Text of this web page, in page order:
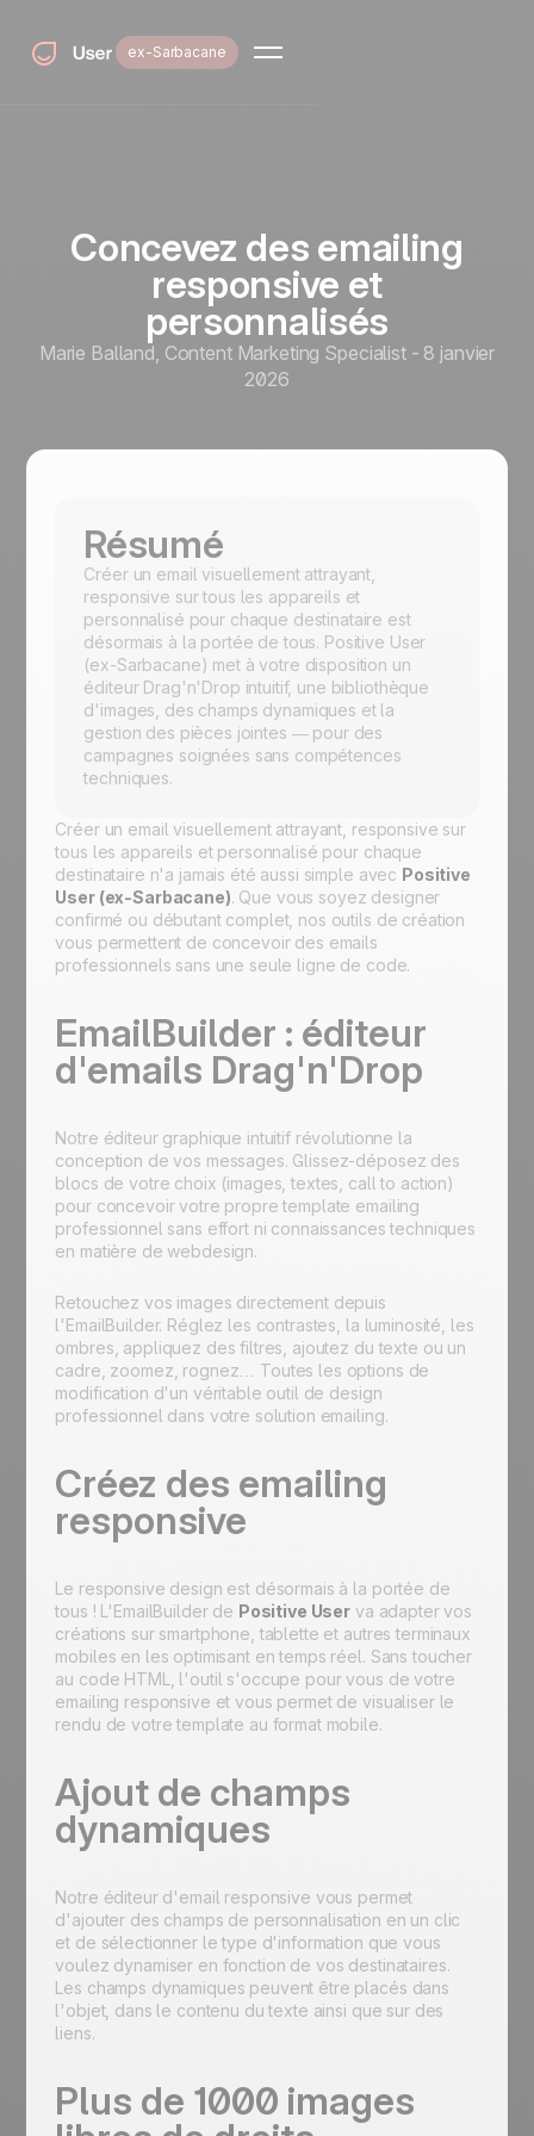
ex-Sarbacane
Concevez des emailing
responsive et
personnalisés
Marie Balland, Content Marketing Specialist- 8 janvier
2026
Résumé
Créer un email visuellement attrayant,
responsive sur tous les appareils et
personnalisé pour chaque destinataire est
désormais à la portée de tous. Positive User
(ex-Sarbacane) met à votre disposition un
éditeur Drag'n'Drop intuitif, une bibliothèque
d'images, des champs dynamiques et la
gestion des pièces jointes — pour des
campagnes soignées sans compétences
techniques.
Créer un email visuellement attrayant, responsive sur
tous les appareils et personnalisé pour chaque
destinataire n'a jamais été aussi simple avec Positive
User (ex-Sarbacane). Que vous soyez designer
confirmé ou débutant complet, nos outils de création
vous permettent de concevoir des emails
professionnels sans une seule ligne de code.
EmailBuilder : éditeur
d'emails Drag'n'Drop
Notre éditeur graphique intuitif révolutionne la
conception de vos messages. Glissez-déposez des
blocs de votre choix (images, textes, call to action)
pour concevoir votre propre template emailing
professionnel sans effort ni connaissances techniques
en matière de webdesign.
Retouchez vos images directement depuis
l'EmailBuilder. Réglez les contrastes, la luminosité, les
ombres, appliquez des filtres, ajoutez du texte ou un
cadre, zoomez, rognez… Toutes les options de
modification d'un véritable outil de design
professionnel dans votre solution emailing.
Créez des emailing
responsive
Le responsive design est désormais à la portée de
tous ! L'EmailBuilder de Positive User va adapter vos
créations sur smartphone, tablette et autres terminaux
mobiles en les optimisant en temps réel. Sans toucher
au code HTML, l'outil s'occupe pour vous de votre
emailing responsive et vous permet de visualiser le
rendu de votre template au format mobile.
Ajout de champs
dynamiques
Notre éditeur d'email responsive vous permet
d'ajouter des champs de personnalisation en un clic
et de sélectionner le type d'information que vous
voulez dynamiser en fonction de vos destinataires.
Les champs dynamiques peuvent être placés dans
l'objet, dans le contenu du texte ainsi que sur des
liens.
Plus de 1000 images